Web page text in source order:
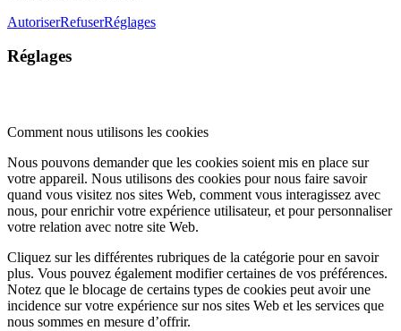
AutoriserRefuserRéglages
Réglages
Comment nous utilisons les cookies
Nous pouvons demander que les cookies soient mis en place sur
votre appareil. Nous utilisons des cookies pour nous faire savoir
quand vous visitez nos sites Web, comment vous interagissez avec
nous, pour enrichir votre expérience utilisateur, et pour personnaliser
votre relation avec notre site Web.
Cliquez sur les différentes rubriques de la catégorie pour en savoir
plus. Vous pouvez également modifier certaines de vos préférences.
Notez que le blocage de certains types de cookies peut avoir une
incidence sur votre expérience sur nos sites Web et les services que
nous sommes en mesure d’offrir.